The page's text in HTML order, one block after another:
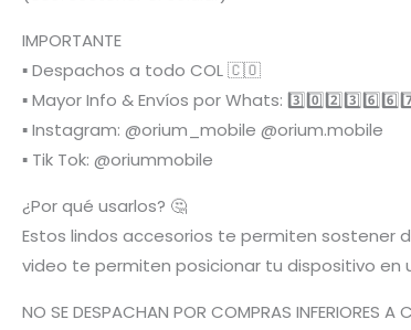
IMPORTANTE
▪️ Despachos a todo COL 🇨🇴
▪️ Mayor Info & Envíos por Whats:
▪️ Instagram: @orium_mobile @orium.mobile
▪️ Tik Tok: @oriummobile
¿Por qué usarlos? 🤔
Estos lindos accesorios te permiten sostener
video te permiten posicionar tu dispositivo en
NO SE DESPACHAN POR COMPRAS INFERIORES A